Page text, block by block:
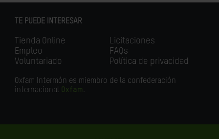
TE PUEDE INTERESAR
Tienda Online
Empleo
Voluntariado
Licitaciones
FAQs
Política de privacidad
Oxfam Intermón es miembro de la confederación
internacional Oxfam.